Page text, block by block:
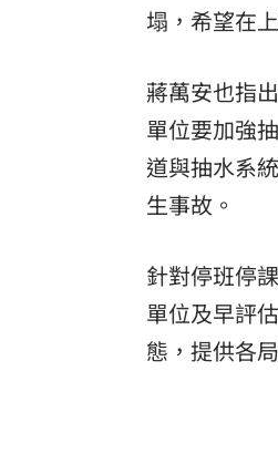
塌，希望在
蔣萬安也指
單位要加強
道與抽水系
生事故。
針對停班停
單位及早評
態，提供各